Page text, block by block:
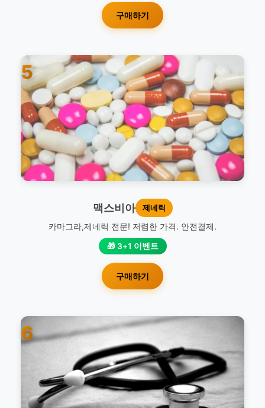
구매하기
5
맥스비아 제네릭
카마그라,제네릭 전문! 저렴한 가격. 안전결제.
🎁 3+1 이벤트
구매하기
6